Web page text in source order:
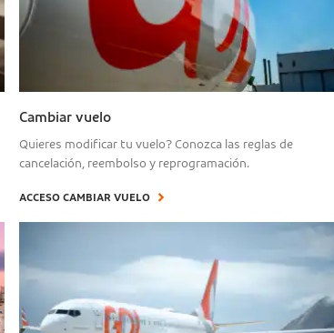
Cambiar vuelo
Quieres modificar tu vuelo? Conozca las reglas de
cancelación, reembolso y reprogramación.
ACCESO CAMBIAR VUELO